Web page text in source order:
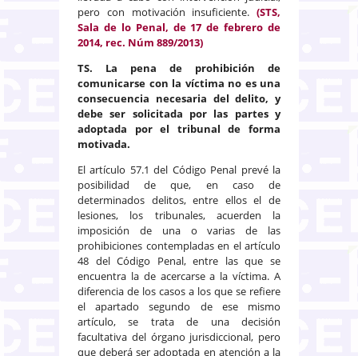
pero con motivación insuficiente. (STS,
Sala de lo Penal, de 17 de febrero de
2014, rec. Núm 889/2013)
TS. La pena de prohibición de
comunicarse con la víctima no es una
consecuencia necesaria del delito, y
debe ser solicitada por las partes y
adoptada por el tribunal de forma
motivada.
El artículo 57.1 del Código Penal prevé la
posibilidad de que, en caso de
determinados delitos, entre ellos el de
lesiones, los tribunales, acuerden la
imposición de una o varias de las
prohibiciones contempladas en el artículo
48 del Código Penal, entre las que se
encuentra la de acercarse a la víctima. A
diferencia de los casos a los que se refiere
el apartado segundo de ese mismo
artículo, se trata de una decisión
facultativa del órgano jurisdiccional, pero
que deberá ser adoptada en atención a la